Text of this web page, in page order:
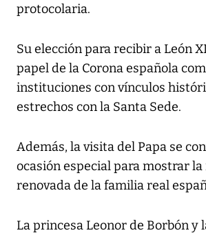
protocolaria.
Su elección para recibir a León
papel de la Corona española
instituciones con vínculos
estrechos con la Santa Sede.
Además, la visita del Papa se
ocasión especial para mostrar
renovada de la familia real
La princesa Leonor de Borbón y